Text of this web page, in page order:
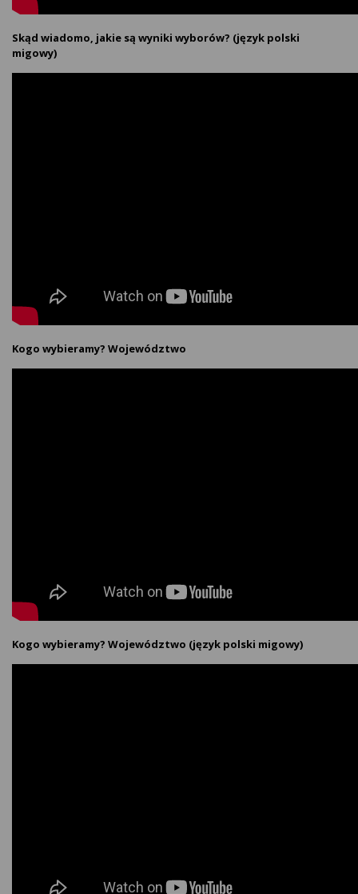
Skąd wiadomo, jakie są wyniki wyborów? (język polski
migowy)
Kogo wybieramy? Województwo
Kogo wybieramy? Województwo (język polski migowy)